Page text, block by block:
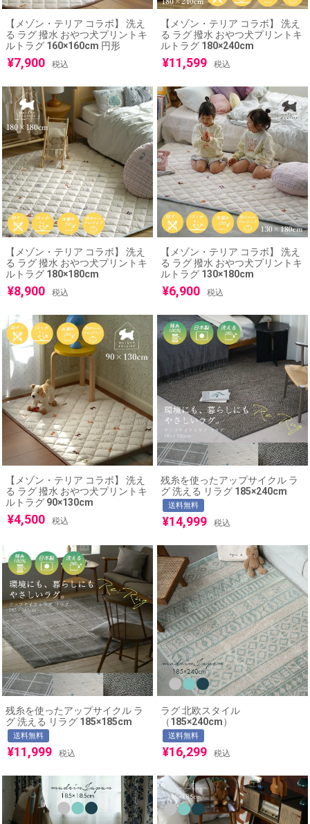
【メゾン・テリア コラボ】 洗え
る ラグ 撥水 おやつ犬プリントキ
ルトラグ 160×160cm 円形
¥7,900 税込
【メゾン・テリア コラボ】 洗え
る ラグ 撥水 おやつ犬プリントキ
ルトラグ 180×240cm
¥11,599 税込
【メゾン・テリア コラボ】 洗え
る ラグ 撥水 おやつ犬プリントキ
ルトラグ 180×180cm
¥8,900 税込
【メゾン・テリア コラボ】 洗え
る ラグ 撥水 おやつ犬プリントキ
ルトラグ 130×180cm
¥6,900 税込
【メゾン・テリア コラボ】 洗え
る ラグ 撥水 おやつ犬プリントキ
ルトラグ 90×130cm
¥4,500 税込
残糸を使ったアップサイクル ラ
グ 洗える リラグ 185×240cm
送料無料
¥14,999 税込
残糸を使ったアップサイクル ラ
グ 洗える リラグ 185×185cm
送料無料
¥11,999 税込
ラグ 北欧スタイル
（185×240cm）
送料無料
¥16,299 税込